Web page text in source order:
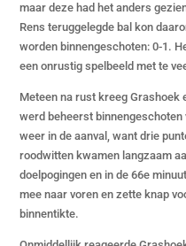
maar deze had het anders
Rens teruggelegde bal kon
worden binnengeschoten: 0-1.
een onrustig spelbeeld met te
Meteen na rust kreeg
werd beheerst
weer in de aanval, want drie
roodwitten kwamen langzaam
doelpogingen en in de 66e
mee naar voren en zette knap
binnentikte.